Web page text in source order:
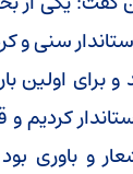
سنی
برای اولین
و باوری